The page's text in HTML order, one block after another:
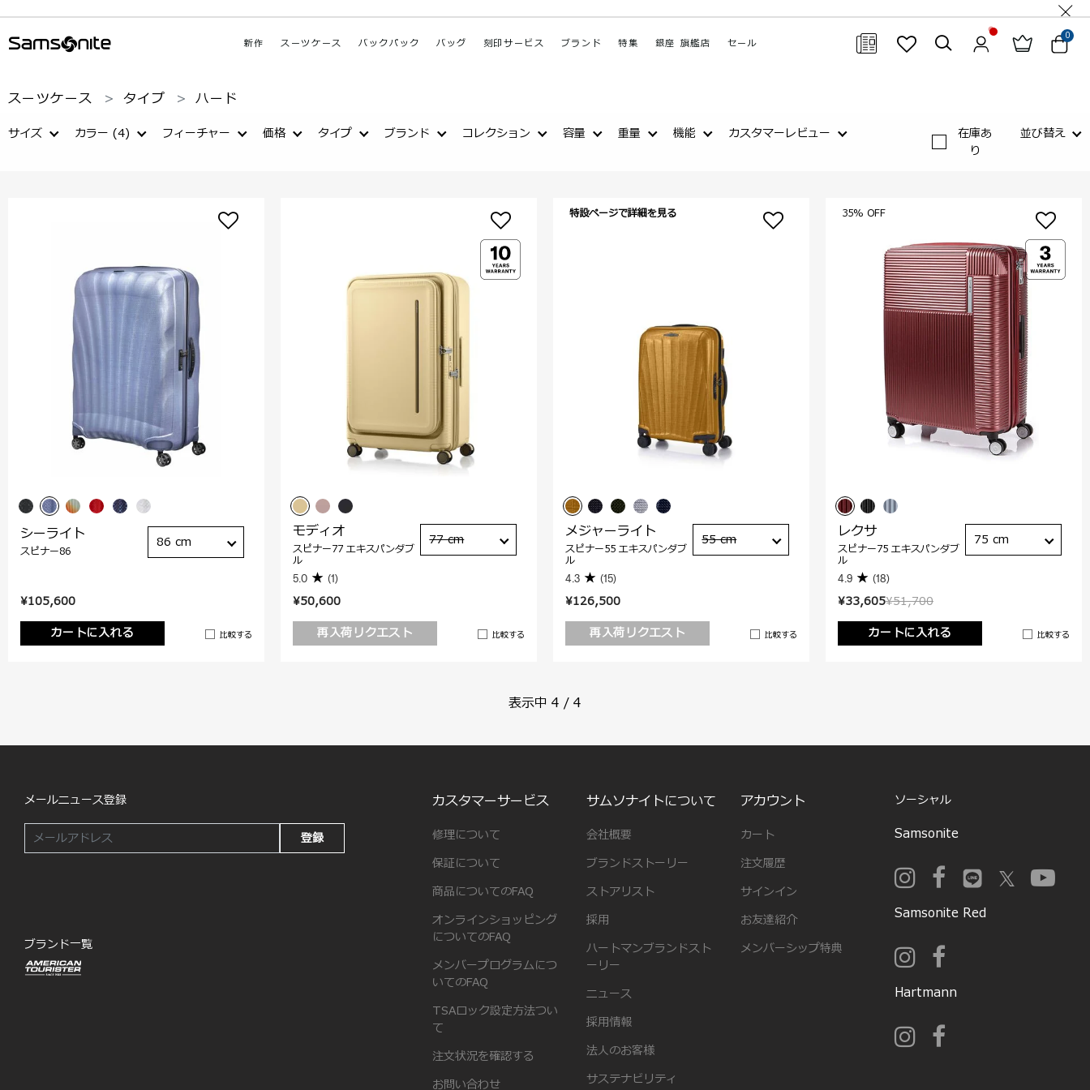
新作 スーツケース バックパック バッグ 刻印サービス ブランド 特集 銀座 旗艦店 セール
0
スーツケース タイプ ハード
サイズ カラー (4) フィーチャー 価格 ブランド コレクション 容量 重量 機能 カスタマーレビュー
タイプ
在庫あ
り
並び替え
¥105,600
カートに入れる
比較する
シーライト
スピナー86
86 cm
¥50,600
再入荷リクエスト
比較する
モディオ
スピナー77 エキスパンダブ
ル
5.0 (1)
77 cm
¥126,500
再入荷リクエスト
比較する
特設ページで詳細を見る
メジャーライト
スピナー55 エキスパンダブ
ル
4.3 (15)
55 cm
¥51,700
¥33,605
カートに入れる
比較する
35% OFF
レクサ
スピナー75 エキスパンダブ
ル
4.9 (18)
75 cm
表示中 4 / 4
メールニュース登録
登録
ブランド一覧
カスタマーサービス
修理について
保証について
商品についてのFAQ
オンラインショッピング
についてのFAQ
メンバープログラムにつ
いてのFAQ
TSAロック設定方法つい
て
注文状況を確認する
お問い合わせ
サムソナイトについて
会社概要
ブランドストーリー
ストアリスト
採用
ハートマンブランドスト
ーリー
ニュース
採用情報
法人のお客様
サステナビリティ
アカウント
カート
注文履歴
サインイン
お友達紹介
メンバーシップ特典
ソーシャル
Samsonite
Samsonite Red
Hartmann